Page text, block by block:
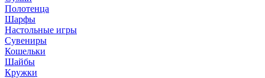
Полотенца
Шарфы
Настольные игры
Сувениры
Кошельки
Шайбы
Кружки